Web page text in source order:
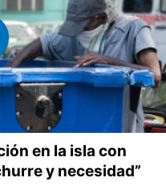
en la isla con
y necesidad”